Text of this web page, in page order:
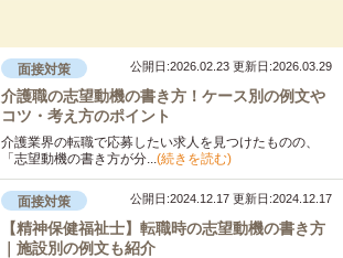
面接対策 公開日:2026.02.23 更新日:2026.03.29
介護職の志望動機の書き方！ケース別の例文や
コツ・考え方のポイント
介護業界の転職で応募したい求人を見つけたものの、
「志望動機の書き方が分...(続きを読む)
面接対策 公開日:2024.12.17 更新日:2024.12.17
【精神保健福祉士】転職時の志望動機の書き方
｜施設別の例文も紹介